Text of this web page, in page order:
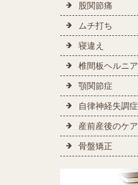
股関節痛
ムチ打ち
寝違え
椎間板ヘルニア
顎関節症
自律神経失調症
産前産後のケア
骨盤矯正